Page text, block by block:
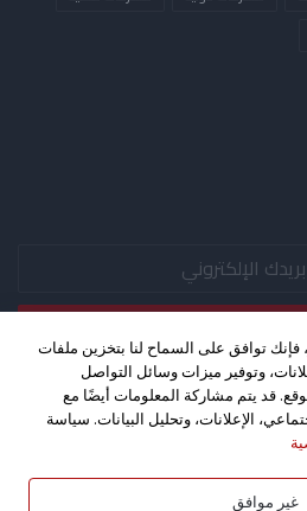
الطبع والنشر 2026©، جميع الحقوق محفوظة. تصميم واستضافة
فإنك توافق على السماح لنا بتخزين ملفات
وتوفير ميزات وسائل التواصل
قد يتم مشاركة المعلومات أيضًا مع
الإعلانات، وتحليل البيانات. سياسة
غير موافق